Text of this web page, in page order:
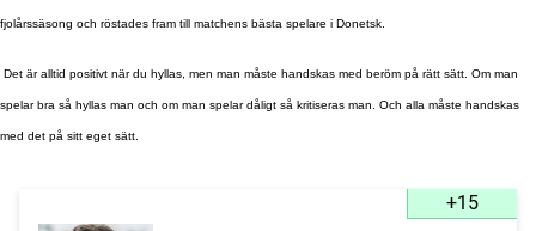
fjolårssäsong och röstades fram till matchens bästa spelare i Donetsk.
 Det är alltid positivt när du hyllas, men man måste handskas med beröm på rätt sätt. Om man
spelar bra så hyllas man och om man spelar dåligt så kritiseras man. Och alla måste handskas
med det på sitt eget sätt.
+15